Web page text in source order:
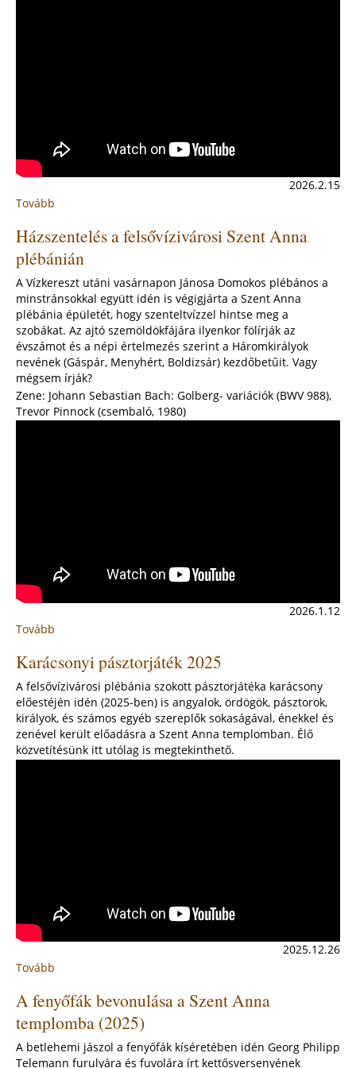
2026.2.15
Tovább
a
plébánián
(2026)
Házszentelés a felsővízivárosi Szent Anna
plébánián
A Vízkereszt utáni vasárnapon Jánosa Domokos plébános a
minstránsokkal együtt idén is végigjárta a Szent Anna
plébánia épületét, hogy szenteltvízzel hintse meg a
szobákat. Az ajtó szemöldökfájára ilyenkor fölírják az
évszámot és a népi értelmezés szerint a Háromkirályok
nevének (Gáspár, Menyhért, Boldizsár) kezdőbetűit. Vagy
mégsem írják?
Zene: Johann Sebastian Bach: Golberg- variációk (BWV 988),
Trevor Pinnock (csembaló, 1980)
2026.1.12
Tovább
a
felsővízivárosi
Szent
Anna
plébánián
Karácsonyi pásztorjáték 2025
A felsővízivárosi plébánia szokott pásztorjátéka karácsony
előestéjén idén (2025-ben) is angyalok, ördögök, pásztorok,
királyok, és számos egyéb szereplők sokaságával, énekkel és
zenével került előadásra a Szent Anna templomban. Élő
közvetítésünk itt utólag is megtekinthető.
2025.12.26
Tovább
pásztorjáték
2025
A fenyőfák bevonulása a Szent Anna
templomba (2025)
A betlehemi jászol a fenyőfák kíséretében idén Georg Philipp
Telemann furulyára és fuvolára írt kettősversenyének